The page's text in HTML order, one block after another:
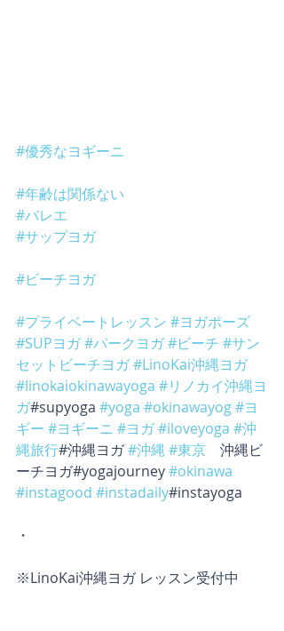
#優秀なヨギーニ
#年齢は関係ない
#バレエ
#サップヨガ
#ビーチヨガ
#プライベートレッスン #ヨガポーズ
#SUPヨガ#パークヨガ#ビーチ #サン
セットビーチヨガ#LinoKai沖縄ヨガ
#linokaiokinawayoga #リノカイ沖縄ヨ
ガ#supyoga #yoga #okinawayog#ヨ
ギー #ヨギーニ #ヨガ#iloveyoga #沖
縄旅行#沖縄ヨガ #沖縄 #東京 沖縄ビ
ーチヨガ#yogajourney #okinawa
#instagood #instadaily#instayoga
・
※LinoKai沖縄ヨガ レッスン受付中